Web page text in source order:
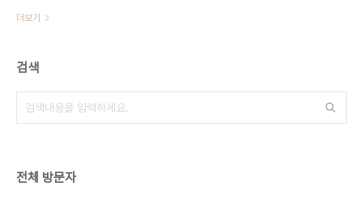
더보기
검색
전체 방문자